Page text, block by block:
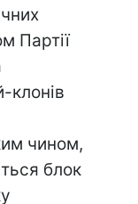
Партії
клонів
чином,
блок